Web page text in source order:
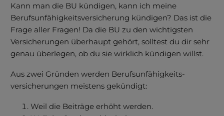
Kann man die BU kündigen, kann ich meine
Berufsunfähigkeitsversicherung kündigen? Das ist die
Frage aller Fragen! Da die BU zu den wichtigsten
Versicherungen überhaupt gehört, solltest du dir sehr
genau überlegen, ob du sie wirklich kündigen willst.
Aus zwei Gründen werden Berufs­unfähig­keits­
versicherungen meistens gekündigt:
Weil die Beiträge erhöht werden.